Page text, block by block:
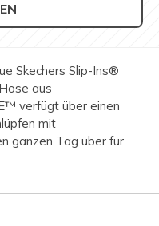
Skechers Slip-Ins®
aus
verfügt über einen
mit
ganzen Tag über für